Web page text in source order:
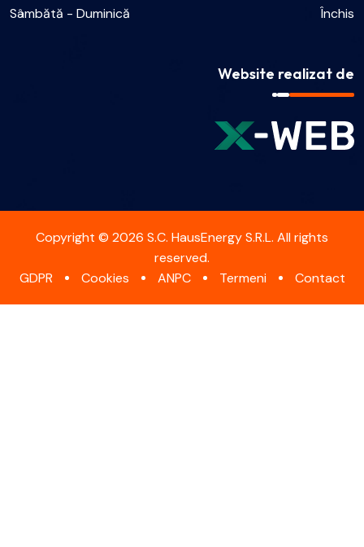
Sâmbătă - Duminică
Închis
Website realizat de
Copyright © 2026 S.C. HausEnergy S.R.L. All rights
reserved.
GDPR
Cookies ANPC Termeni Contact